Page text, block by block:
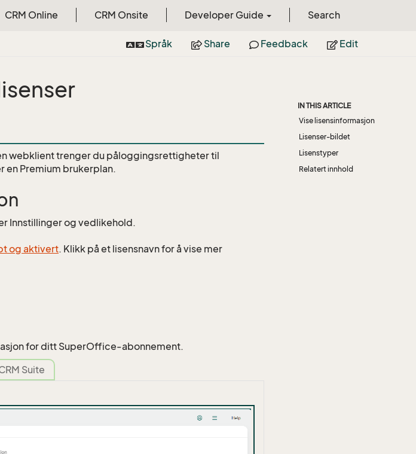
CRM Online CRM Onsite Developer Guide Search
Språk Share Feedback Edit
webklient trenger du påloggingsrettigheter til
en Premium brukerplan.
Innstillinger og vedlikehold.
og aktivert. Klikk på et lisensnavn for å vise mer
for ditt SuperOffice-abonnement.
Suite
IN THIS ARTICLE
Vise lisensinformasjon
Lisenser-bildet
Lisenstyper
Relatert innhold